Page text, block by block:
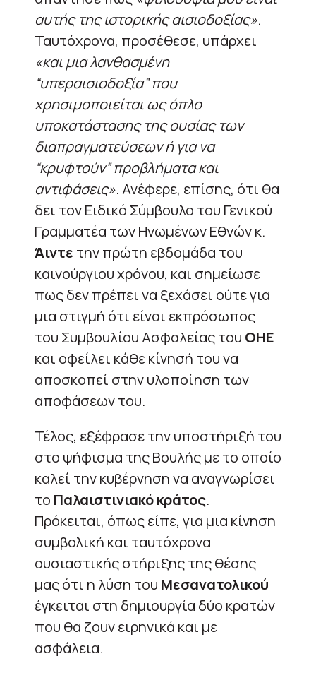
αυτής της ιστορικής αισιοδοξίας».
Ταυτόχρονα, προσέθεσε, υπάρχει
«και μια λανθασμένη
“υπεραισιοδοξία” που
χρησιμοποιείται ως όπλο
υποκατάστασης της ουσίας των
διαπραγματεύσεων ή για να
“κρυφτούν” προβλήματα και
αντιφάσεις». Ανέφερε, επίσης, ότι θα
δει τον Ειδικό Σύμβουλο του Γενικού
Γραμματέα των Ηνωμένων Εθνών κ.
Άιντετην πρώτη εβδομάδα του
καινούργιου χρόνου, και σημείωσε
πως δεν πρέπει να ξεχάσει ούτε για
μια στιγμή ότι είναι εκπρόσωπος
του Συμβουλίου Ασφαλείας του ΟΗΕ
και οφείλει κάθε κίνησή του να
αποσκοπεί στην υλοποίηση των
αποφάσεων του.
Τέλος, εξέφρασε την υποστήριξή του
στο ψήφισμα της Βουλής με το οποίο
καλεί την κυβέρνηση να αναγνωρίσει
το Παλαιστινιακό κράτος.
Πρόκειται, όπως είπε, για μια κίνηση
συμβολική και ταυτόχρονα
ουσιαστικής στήριξης της θέσης
μας ότι η λύση του Μεσανατολικού
έγκειται στη δημιουργία δύο κρατών
που θα ζουν ειρηνικά και με
ασφάλεια.